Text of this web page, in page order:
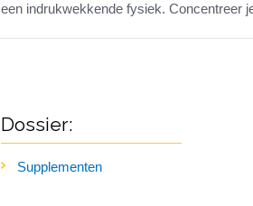
een indrukwekkende fysiek. Concentreer
Dossier:
Supplementen